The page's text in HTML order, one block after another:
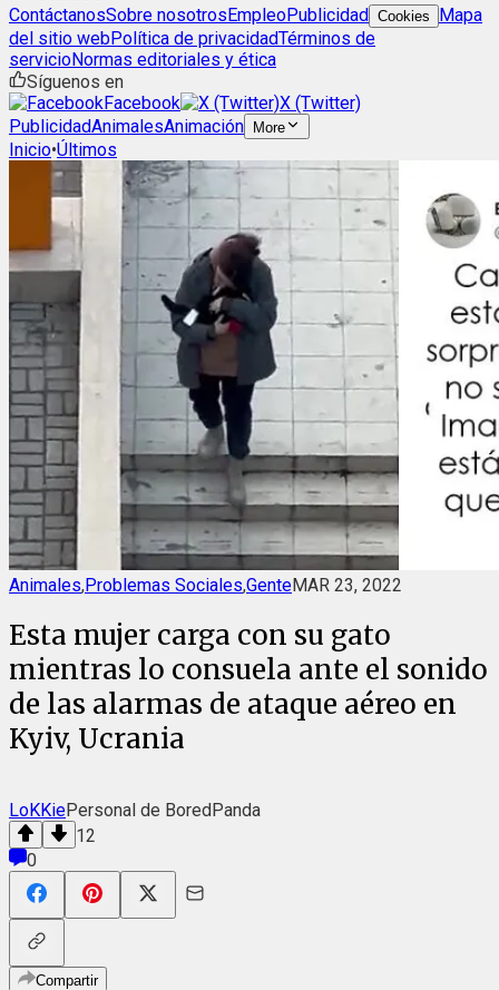
ContáctanosSobre nosotrosEmpleoPublicidad Cookies
Mapa
del sitio webPolítica de privacidadTérminos de
servicioNormas editoriales y ética
Síguenos en
Facebook
X (Twitter)
PublicidadAnimalesAnimación More
Inicio•Últimos
Animales,Problemas Sociales,GenteMAR 23, 2022
Esta mujer carga con su gato
mientras lo consuela ante el sonido
de las alarmas de ataque aéreo en
Kyiv, Ucrania
LoKKiePersonal de BoredPanda
12
0
Compartir